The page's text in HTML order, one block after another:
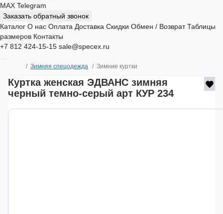
MAX Telegram
Заказать обратный звонок
Каталог О нас Оплата Доставка Скидки Обмен / Возврат Таблицы
размеров Контакты
+7 812 424-15-15 sale@specex.ru
Зимняя спецодежда Зимние куртки
Куртка женская ЭДВАНС зимняя
черный темно-серый арт КУР 234